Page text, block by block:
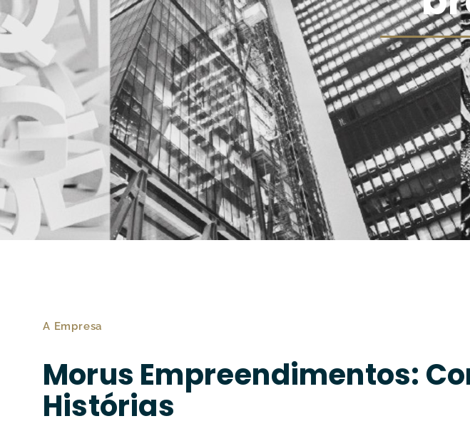
A Empresa
Morus Empreendimentos:
Histórias